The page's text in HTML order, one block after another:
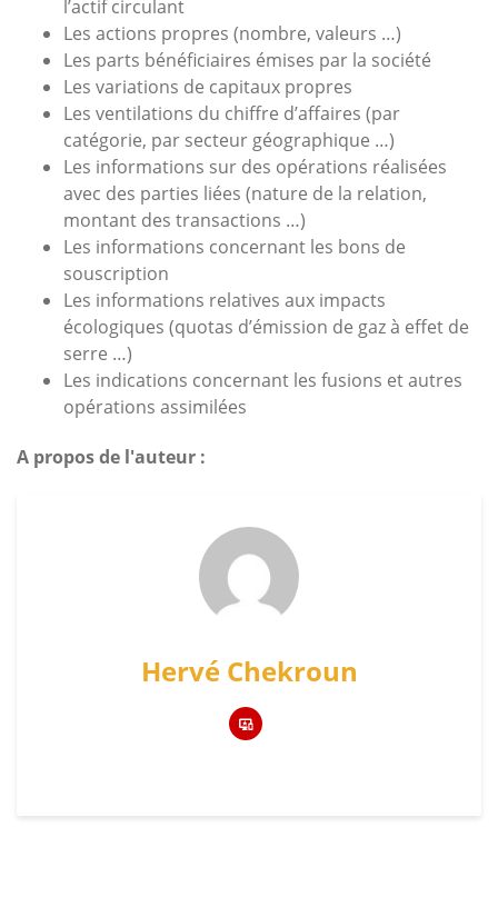
l’actif circulant
Les actions propres (nombre, valeurs …)
Les parts bénéficiaires émises par la société
Les variations de capitaux propres
Les ventilations du chiffre d’affaires (par
catégorie, par secteur géographique …)
Les informations sur des opérations réalisées
avec des parties liées (nature de la relation,
montant des transactions …)
Les informations concernant les bons de
souscription
Les informations relatives aux impacts
écologiques (quotas d’émission de gaz à effet de
serre …)
Les indications concernant les fusions et autres
opérations assimilées
A propos de l'auteur :
Hervé Chekroun